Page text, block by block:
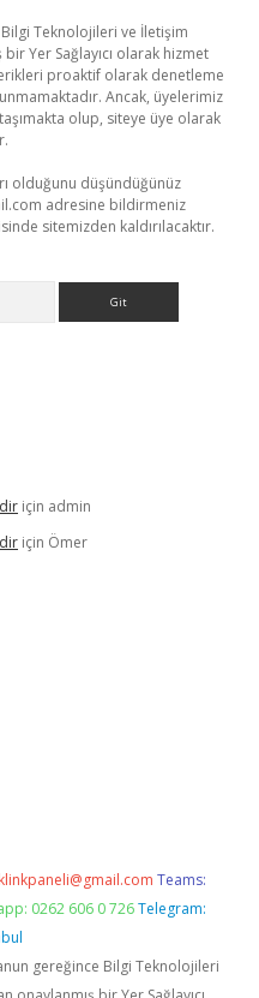
Bilgi Teknolojileri ve İletişim
Yer Sağlayıcı olarak hizmet
proaktif olarak denetleme
Ancak, üyelerimiz
olup, siteye üye olarak
olduğunu düşündüğünüz
adresine bildirmeniz
sitemizden kaldırılacaktır.
için admin
için Ömer
Teams:
0262 606 0 726 Telegram:
gereğince Bilgi Teknolojileri